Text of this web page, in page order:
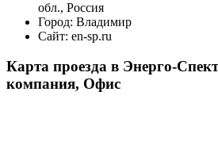
обл., Россия
Город: Владимир
Сайт: en-sp.ru
Карта проезда в Энерго-
компания, Офис